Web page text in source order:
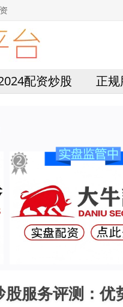
配资炒股 正
服务评测：优